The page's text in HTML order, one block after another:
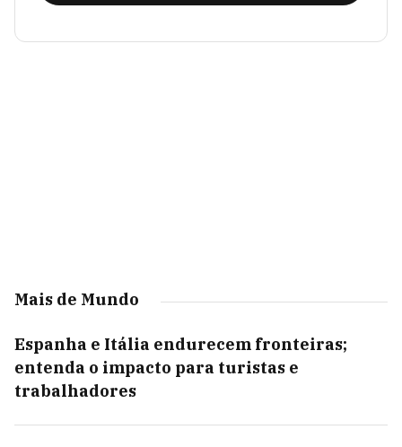
Mais de Mundo
Espanha e Itália endurecem fronteiras;
entenda o impacto para turistas e
trabalhadores